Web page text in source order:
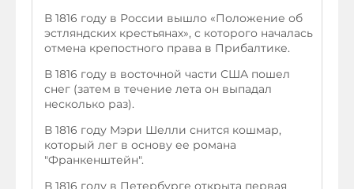
В 1816 году в России вышло «Положение об
эстляндских крестьянах», с которого началась
отмена крепостного права в Прибалтике.
В 1816 году в восточной части США пошел
снег (затем в течение лета он выпадал
несколько раз).
В 1816 году Мэри Шелли снится кошмар,
который лег в основу ее романа
"Франкенштейн".
В 1816 году в Петербурге открыта первая